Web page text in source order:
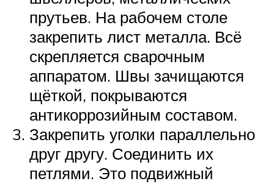
прутьев. На рабочем столе
закрепить лист металла. Всё
скрепляется сварочным
аппаратом. Швы зачищаются
щёткой, покрываются
антикоррозийным составом.
Закрепить уголки параллельно
друг другу. Соединить их
петлями. Это подвижный